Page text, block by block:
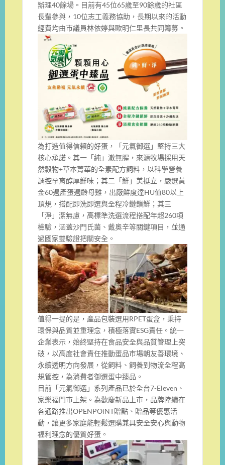
辦理40餘場。目前有45位65歲至90餘歲的社區
長輩參與，10位志工義務協助，長期以來的活動
經費均由市議員林依婷與歐明仁里長共同籌募。
為打造值得信賴的好蛋，「元氣御選」堅持三大
核心承諾。其一「純」澈無腥，來源牧場採用天
然穀物+草本菁華的全素配方飼料，以科學營養
調控孕育醇厚鮮味；其二「鮮」美挺立，嚴選黃
金60週產蛋週齡母雞，出廠鮮度達HU值80以上
頂規，搭配即洗即選與全程冷鏈鎖鮮；其三
「淨」潔無慮，高標準洗選流程搭配年超260項
檢驗，涵蓋沙門氏菌、戴奧辛等關鍵項目，並通
過國家雙驗證把關安全。
值得一提的是，產品包裝選用RPET蛋盒，秉持
環保與品質並重理念，積極落實ESG責任。統一
企業表示，始終堅持在食品安全與品質管理上突
破，以高度社會責任推動蛋品市場朝友善環境、
永續透明方向發展，從飼料、飼養到物流全程高
規管控，為消費者御選蛋中臻品。
目前「元氣御選」系列產品已於全台7-Eleven、
家樂福門市上架。為歡慶新品上市，品牌陸續在
各通路推出OPENPOiNT贈點、贈品等優惠活
動，讓更多家庭能輕鬆選購兼具安全安心與動物
福利理念的優質好蛋。